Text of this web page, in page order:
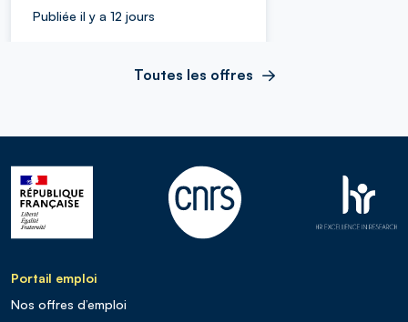
Publiée il y a 12 jours
Toutes les offres
Portail emploi
Nos offres d’emploi